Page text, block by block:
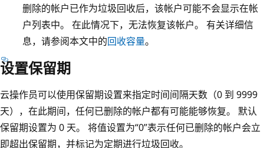
删除的帐户已作为垃圾回收后，该帐户可能不会显示在帐
户列表中。 在此情况下，无法恢复该帐户。 有关详细信
息，请参阅本文中的回收容量。
设置保留期
云操作员可以使用保留期设置来指定时间间隔天数（0 到 9999
天），在此期间，任何已删除的帐户都有可能能够恢复。 默认
保留期设置为 0 天。 将值设置为“0”表示任何已删除的帐户会立
即超出保留期，并标记为定期进行垃圾回收。